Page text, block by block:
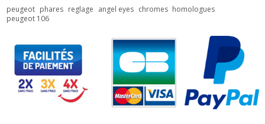
peugeot phares reglage angel eyes chromes homologues
peugeot 106